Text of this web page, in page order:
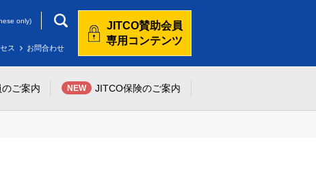
only)
JITCO賛助会員
専用コンテンツ
ス お問合わせ
ご案内 NEW JITCO保険のご案内